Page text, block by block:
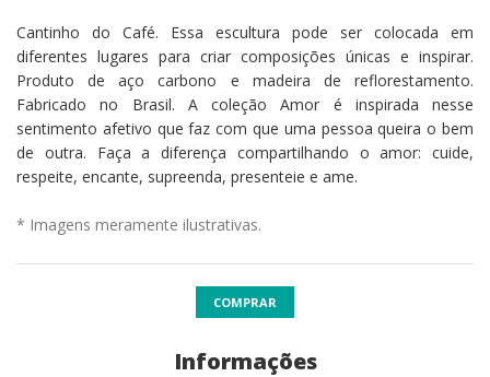
Cantinho do Café. Essa escultura pode ser colocada em
diferentes lugares para criar composições únicas e inspirar.
Produto de aço carbono e madeira de reflorestamento.
Fabricado no Brasil. A coleção Amor é inspirada nesse
sentimento afetivo que faz com que uma pessoa queira o bem
de outra. Faça a diferença compartilhando o amor: cuide,
respeite, encante, supreenda, presenteie e ame.
* Imagens meramente ilustrativas.
COMPRAR
Informações